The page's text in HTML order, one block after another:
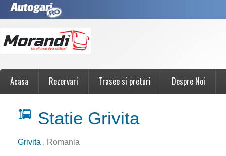
Acasa Rezervari Trasee si preturi Despre Noi
Statie Grivita
Grivita , Romania